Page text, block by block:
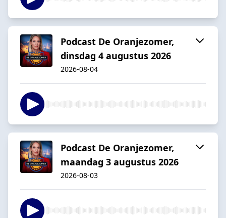
Podcast De Oranjezomer,
dinsdag 4 augustus 2026
2026-08-04
Podcast De Oranjezomer,
maandag 3 augustus 2026
2026-08-03